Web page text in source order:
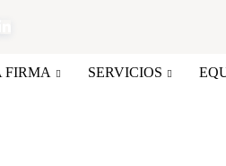
FIRMA SERVICIOS